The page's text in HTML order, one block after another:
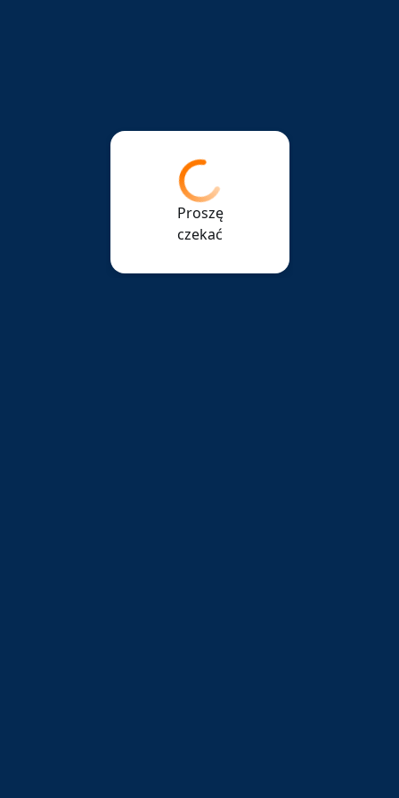
Proszę
czekać